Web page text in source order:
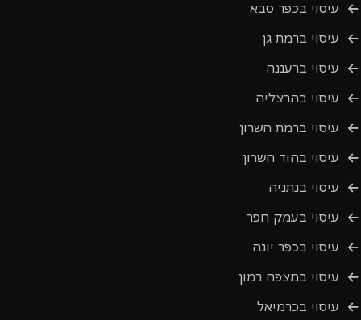
עיסוי בכפר סבא
עיסוי ברמת גן
עיסוי ברעננה
עיסוי בהרצליה
עיסוי ברמת השרון
עיסוי בהוד השרון
עיסוי בנתניה
עיסוי בעמק חפר
עיסוי בכפר יונה
עיסוי במצפה רמון
עיסוי בכרמיאל